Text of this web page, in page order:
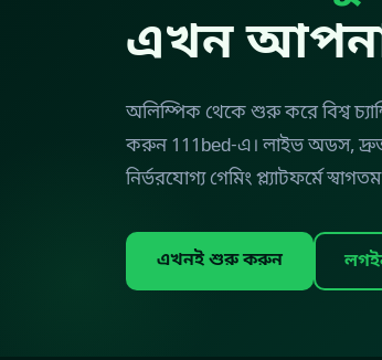
এখন
অলিম্পিক থেকে শুরু করে বিশ্ব
করুন 111bed-এ। লাইভ অডস,
নির্ভরযোগ্য গেমিং প্ল্যাটফর্মে
এখনই শুরু করুন